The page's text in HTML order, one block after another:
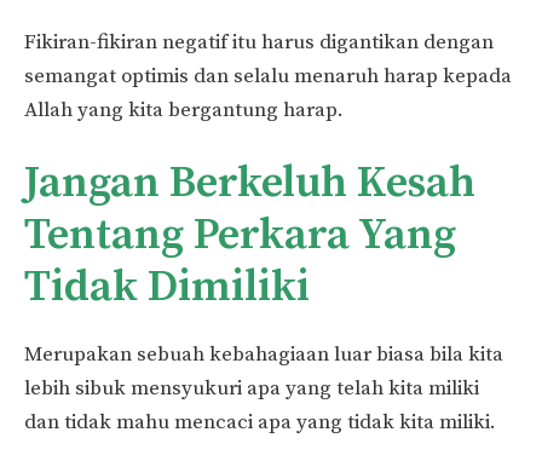
Fikiran-fikiran negatif itu harus digantikan dengan
semangat optimis dan selalu menaruh harap kepada
Allah yang kita bergantung harap.
Jangan Berkeluh Kesah
Tentang Perkara Yang
Tidak Dimiliki
Merupakan sebuah kebahagiaan luar biasa bila kita
lebih sibuk mensyukuri apa yang telah kita miliki
dan tidak mahu mencaci apa yang tidak kita miliki.